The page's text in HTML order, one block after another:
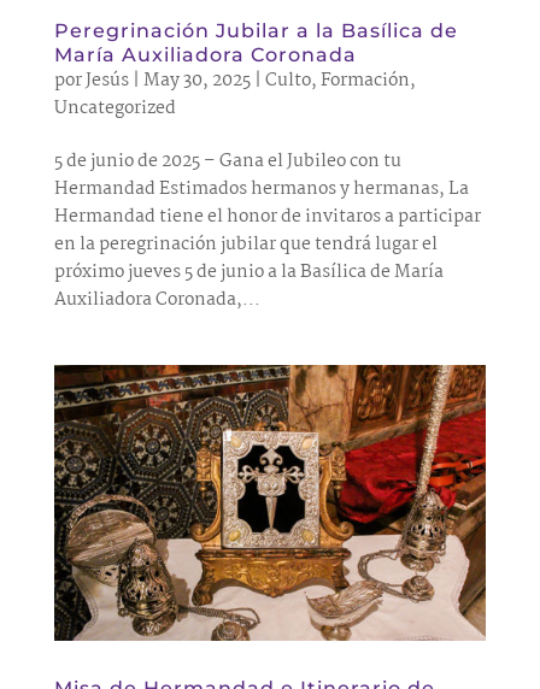
Peregrinación Jubilar a la Basílica de
María Auxiliadora Coronada
porJesús| May 30, 2025| Culto,Formación,
Uncategorized
5 de junio de 2025 – Gana el Jubileo con tu
Hermandad Estimados hermanos y hermanas, La
Hermandad tiene el honor de invitaros a participar
en la peregrinación jubilar que tendrá lugar el
próximo jueves 5 de junio a la Basílica de María
Auxiliadora Coronada,...